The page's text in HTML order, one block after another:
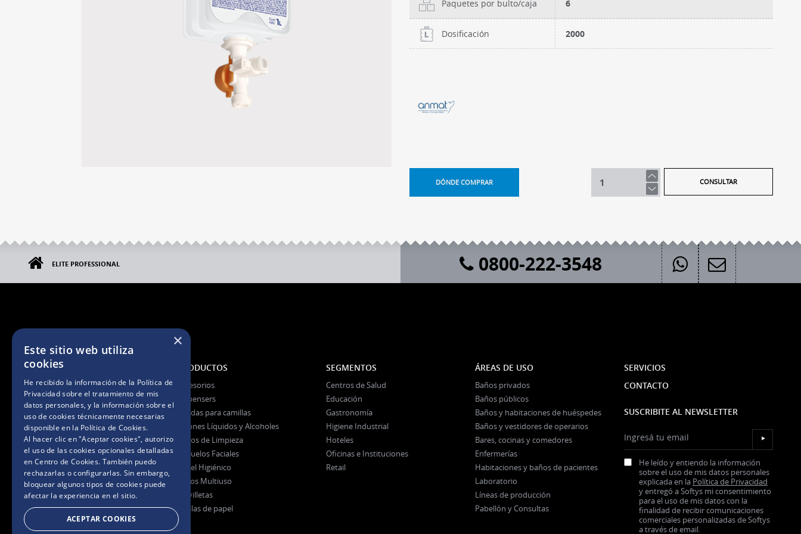
Paquetes por bulto/caja 6
Dosificación 2000
DÓNDE COMPRAR CONSULTAR
ELITE PROFESSIONAL 0800-222-3548
NOSOTROS
La Empresa
La Marca
Certificaciones
Preguntas Frecuentes
PRODUCTOS
Accesorios
Dispensers
Fundas para camillas
Jabones Líquidos y Alcoholes
Paños de Limpieza
Pañuelos Faciales
Papel Higiénico
Rollos Multiuso
Servilletas
Toallas de papel
SEGMENTOS
Centros de Salud
Educación
Gastronomía
Higiene Industrial
Hoteles
Oficinas e Instituciones
Retail
ÁREAS DE USO
Baños privados
Baños públicos
Baños y habitaciones de huéspedes
Baños y vestidores de operarios
Bares, cocinas y comedores
Enfermerías
Habitaciones y baños de pacientes
Laboratorio
Líneas de producción
Pabellón y Consultas
SERVICIOS
CONTACTO
SUSCRIBITE AL NEWSLETTER
Ingresá tu email
He leído y entiendo la información
sobre el uso de mis datos personales
explicada en la Política de Privacidad
y entregó a Softys mi consentimiento
para el uso de mis datos con la
finalidad de recibir comunicaciones
comerciales personalizadas de Softys
a través de email.
▼
×
Este sitio web utiliza
cookies
He recibido la información de la Política de
Privacidadsobre el tratamiento de mis
datos personales, y la información sobre el
uso de cookies técnicamente necesarias
disponible en la Política de Cookies.
Al hacer clic en "Aceptar cookies", autorizo
el uso de las cookies opcionales detalladas
en Centro de Cookies. También puedo
rechazarlas o configurarlas. Sin embargo,
bloquear algunos tipos de cookies puede
afectar la experiencia en el sitio.
ACEPTAR COOKIES